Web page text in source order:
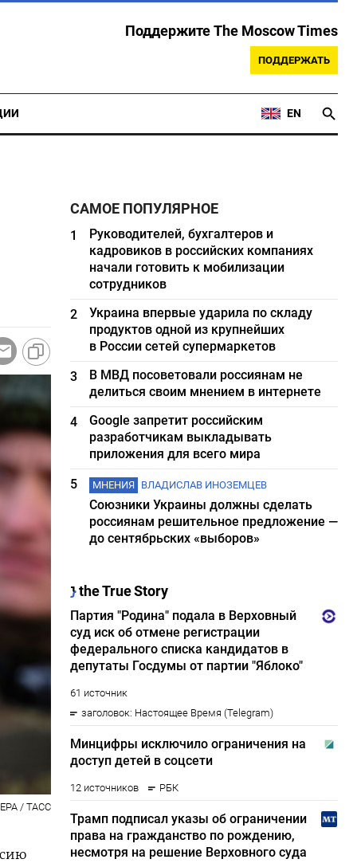
Поддержите The Moscow Times
ПОДДЕРЖАТЬ
EN
/ ТАСС
САМОЕ ПОПУЛЯРНОЕ
1
Руководителей, бухгалтеров и
кадровиков в российских компаниях
начали готовить к мобилизации
сотрудников
2
Украина впервые ударила по складу
продуктов одной из крупнейших
в России сетей супермаркетов
3
В МВД посоветовали россиянам не
делиться своим мнением в интернете
4
Google запретит российским
разработчикам выкладывать
приложения для всего мира
5
МНЕНИЯ ВЛАДИСЛАВ ИНОЗЕМЦЕВ
Союзники Украины должны сделать
россиянам решительное предложение —
до сентябрьских «выборов»